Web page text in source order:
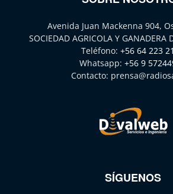
Avenida Juan Mackenna 904,
SOCIEDAD AGRICOLA Y GANADERA
Teléfono: +56 64 223
Whatsapp: +56 9
Contacto:
SÍGUENOS